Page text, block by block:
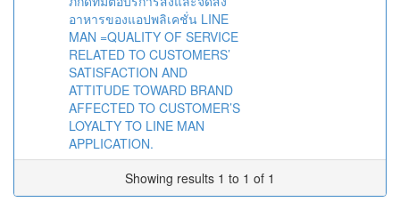
อาหารของแอปพลิเคชั่น LINE
MAN =QUALITY OF SERVICE
RELATED TO CUSTOMERS’
SATISFACTION AND
ATTITUDE TOWARD BRAND
AFFECTED TO CUSTOMER’S
LOYALTY TO LINE MAN
APPLICATION.
Showing results 1 to 1 of 1